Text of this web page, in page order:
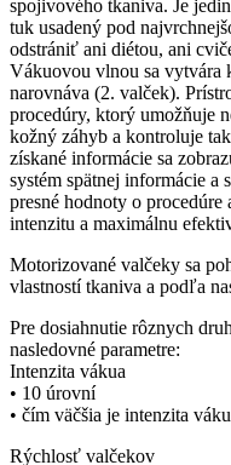
spojivového tkaniva. Je
tuk usadený pod
odstrániť ani diétou, ani
Vákuovou vlnou sa vytvára
narovnáva (2. valček).
procedúry, ktorý umožňuje
kožný záhyb a kontroluje
získané informácie sa
systém spätnej informácie a
presné hodnoty o
intenzitu a maximálnu
Motorizované valčeky sa
vlastností tkaniva a podľa
Pre dosiahnutie rôznych
nasledovné parametre:
Intenzita vákua
• 10 úrovní
• čím väčšia je intenzita
Rýchlosť valčekov